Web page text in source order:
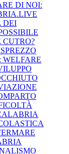
DI NOI:
DEI